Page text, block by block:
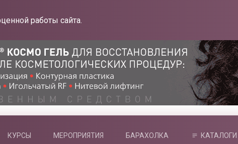
работы сайта.
КУРСЫ МЕРОПРИЯТИЯ БАРАХОЛКА КАТАЛОГИ